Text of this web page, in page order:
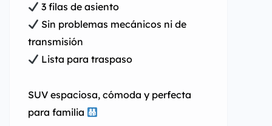
3 filas de asiento
Sin problemas mecánicos ni de
transmisión
Lista para traspaso
SUV espaciosa, cómoda y perfecta
para familia